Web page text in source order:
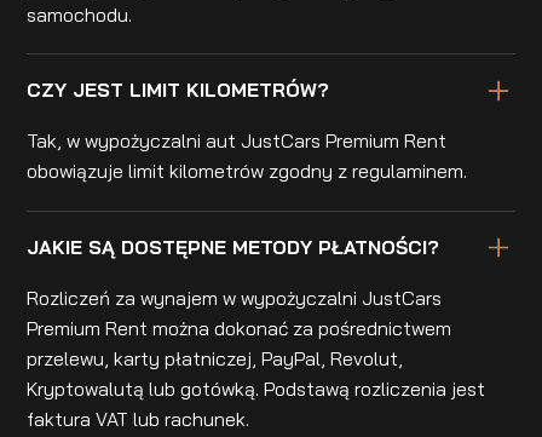
samochodu.
CZY JEST LIMIT KILOMETRÓW?
Tak, w wypożyczalni aut JustCars Premium Rent
obowiązuje limit kilometrów zgodny z regulaminem.
JAKIE SĄ DOSTĘPNE METODY PŁATNOŚCI?
Rozliczeń za wynajem w wypożyczalni JustCars
Premium Rent można dokonać za pośrednictwem
przelewu, karty płatniczej, PayPal, Revolut,
Kryptowalutą lub gotówką. Podstawą rozliczenia jest
faktura VAT lub rachunek.